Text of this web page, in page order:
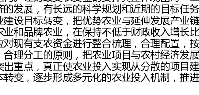
效率，资金使用效益和公共服务水平，绩效考评的内容可分为项目考评和财务考
评，项目考评指标应包括项目规划的科学性，可行性，创新性，项目与农村社会事
业发展规划的一致性，立项目标完成情况，项目组织管理情况，项目的政策效应，
项目的社会效益，生态效益，经济效益等内容，财务考评指标应包括财务计划的科
学性，资金配套落实情况，实际支出情况，财务信息质量，财务管理状况等内容。
建立财政支农资金绩效考评指标体系。财政专项支农资金支出是政府公共支出的重
要内容之一，对其建立绩效考核管理制度，目的是强调公共支出管理过程中目标与
结果的对应关系，形成一种新的面向结果的管理理念和管理方式，以提高政府管理